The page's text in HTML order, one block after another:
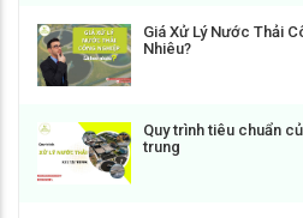
Giá Xử Lý Nước Thải
Nhiêu?
Quy trình tiêu chuẩn
trung